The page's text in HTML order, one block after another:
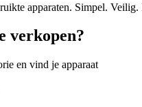
apparaten. Simpel.
verkopen?
en vind je apparaat